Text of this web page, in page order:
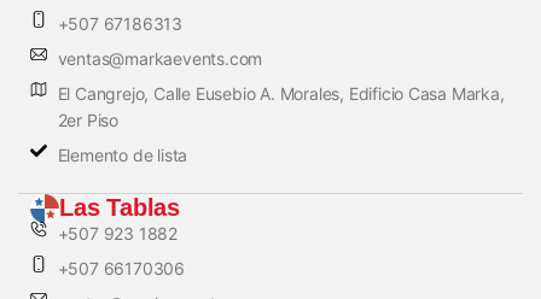
+507 67186313
ventas@markaevents.com
El Cangrejo, Calle Eusebio A. Morales, Edificio Casa Marka,
2er Piso
Elemento de lista
Las Tablas
+507 923 1882
+507 66170306